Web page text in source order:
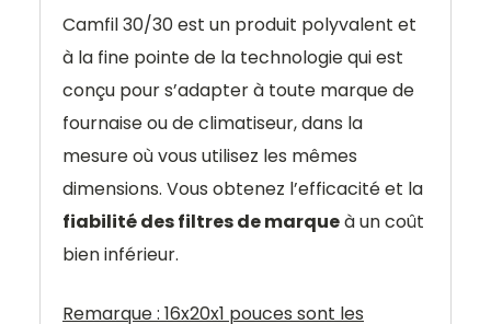
Camfil 30/30 est un produit polyvalent et
à la fine pointe de la technologie qui est
conçu pour s’adapter à toute marque de
fournaise ou de climatiseur, dans la
mesure où vous utilisez les mêmes
dimensions. Vous obtenez l’efficacité et la
fiabilité des filtres de marqueà un coût
bien inférieur.
Remarque : 16x20x1 pouces sont les